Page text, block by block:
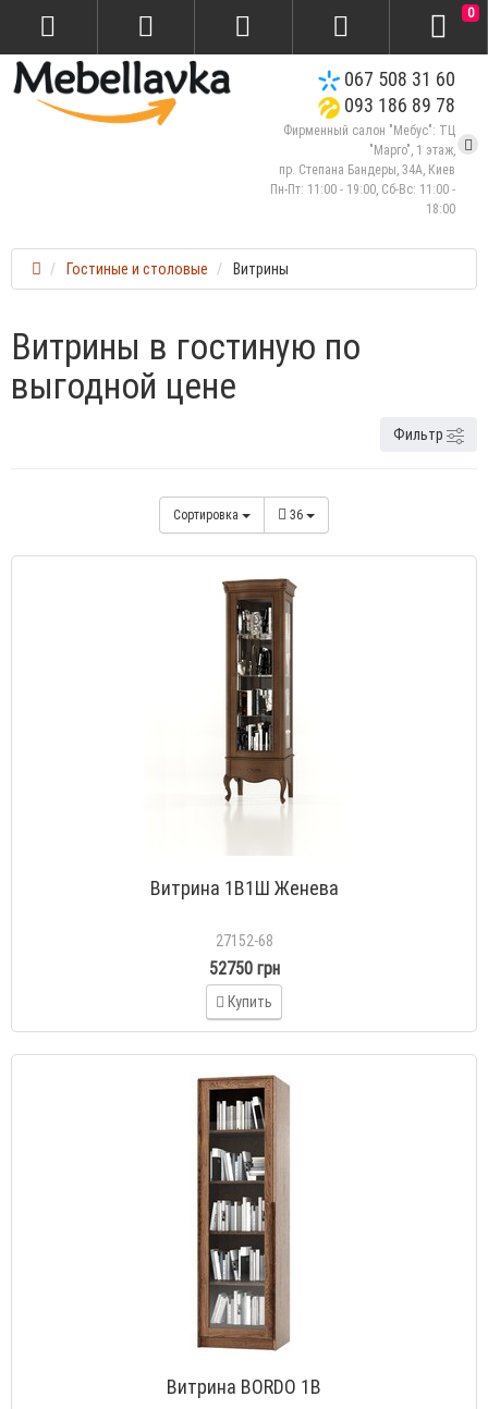
067 508 31 60
093 186 89 78
Фирменный салон "Мебус": ТЦ
"Марго", 1 этаж,
пр. Степана Бандеры, 34А, Киев
Пн-Пт: 11:00 - 19:00, Сб-Вс: 11:00 -
18:00
0
Гостиные и столовые Витрины
Витрины в гостиную по
выгодной цене
Фильтр
Сортировка 36
Витрина 1В1Ш Женева
27152-68
52750 грн
Купить
Витрина BORDO 1В